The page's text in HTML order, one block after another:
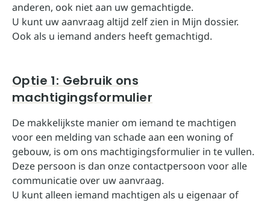
anderen, ook niet aan uw gemachtigde.
U kunt uw aanvraag altijd zelf zien in Mijn dossier.
Ook als u iemand anders heeft gemachtigd.
Optie 1: Gebruik ons
machtigingsformulier
De makkelijkste manier om iemand te machtigen
voor een melding van schade aan een woning of
gebouw, is om ons machtigingsformulier in te vullen.
Deze persoon is dan onze contactpersoon voor alle
communicatie over uw aanvraag.
U kunt alleen iemand machtigen als u eigenaar of